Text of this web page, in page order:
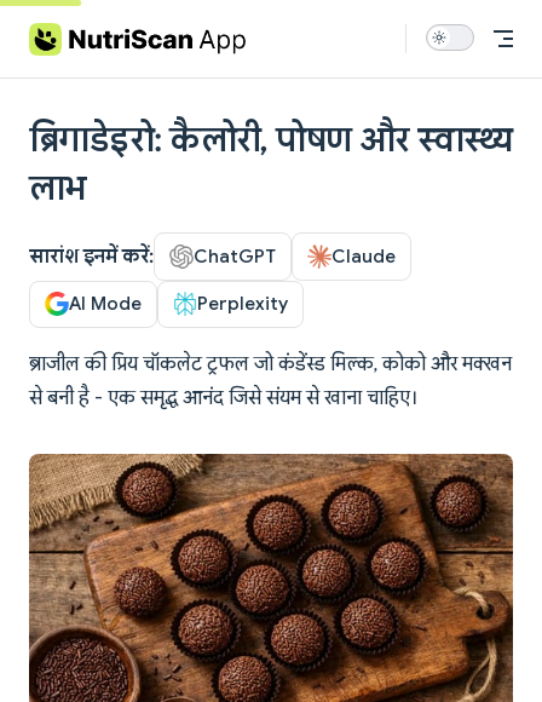
Skip to content
ब्रिगाडेइरो: कैलोरी, पोषण और स्वास्थ्य
लाभ
सारांश इनमें करें: ChatGPT Claude
AI Mode Perplexity
ब्राजील की प्रिय चॉकलेट ट्रफल जो कंडेंस्ड मिल्क, कोको और मक्खन
से बनी है - एक समृद्ध आनंद जिसे संयम से खाना चाहिए।